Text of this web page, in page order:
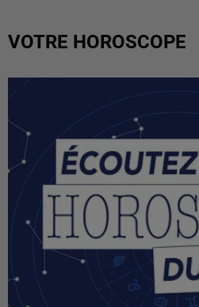
VOTRE HOROSCOPE